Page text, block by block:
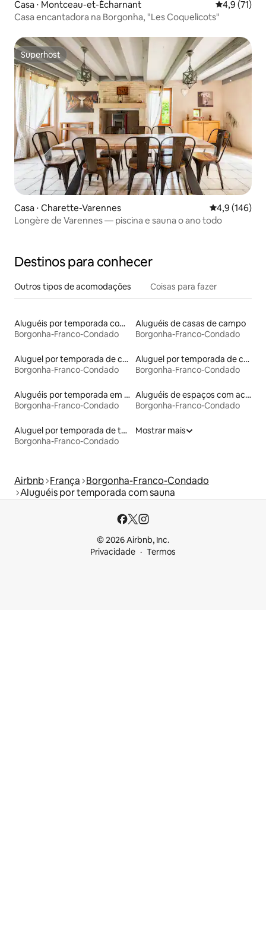
Casa ⋅ Montceau-et-Écharnant 4,9 de uma
4,9 (71)
Casa encantadora na Borgonha, "Les Coquelicots"
Superhost
Superhost
Casa ⋅ Charette-Varennes 4,9 de uma
4,9 (146)
Longère de Varennes — piscina e sauna o ano todo
Destinos para conhecer
Outros tipos de acomodações Coisas para fazer
Aluguéis por temporada com café da manhã
Borgonha-Franco-Condado
Aluguéis de casas de campo
Borgonha-Franco-Condado
Aluguel por temporada de casas na árvore
Borgonha-Franco-Condado
Aluguel por temporada de casas de hóspedes
Borgonha-Franco-Condado
Aluguéis por temporada em acampamentos
Borgonha-Franco-Condado
Aluguéis de espaços com acesso direto a pistas de esqui
Borgonha-Franco-Condado
Aluguel por temporada de tendas
Borgonha-Franco-Condado
Mostrar mais
Airbnb França Borgonha-Franco-Condado
Aluguéis por temporada com sauna
© 2026 Airbnb, Inc.
Privacidade
Termos